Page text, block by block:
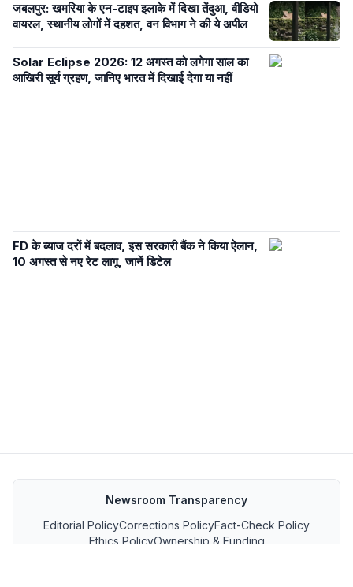
जबलपुर: खमरिया के एन-टाइप इलाके में दिखा तेंदुआ, वीडियो
वायरल, स्थानीय लोगों में दहशत, वन विभाग ने की ये अपील
Solar Eclipse 2026: 12 अगस्त को लगेगा साल का
आखिरी सूर्य ग्रहण, जानिए भारत में दिखाई देगा या नहीं
FD के ब्याज दरों में बदलाव, इस सरकारी बैंक ने किया ऐलान,
10 अगस्त से नए रेट लागू, जानें डिटेल
Newsroom Transparency
Editorial PolicyCorrections PolicyFact-Check Policy
Ethics PolicyOwnership & Funding